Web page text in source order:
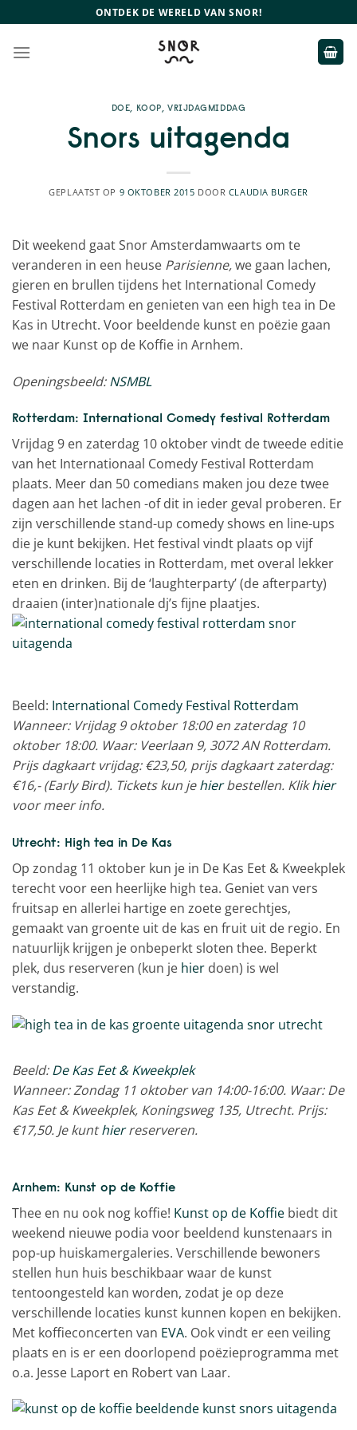
naar
inhoud
ONTDEK DE WERELD VAN SNOR!
DOE, KOOP, VRIJDAGMIDDAG
Snors uitagenda
GEPLAATST OP 9 OKTOBER 2015 DOOR CLAUDIA BURGER
Dit weekend gaat Snor Amsterdamwaarts om te
veranderen in een heuse Parisienne,we gaan lachen,
gieren en brullen tijdens het International Comedy
Festival Rotterdam en genieten van een high tea in De
Kas in Utrecht. Voor beeldende kunst en poëzie gaan
we naar Kunst op de Koffie in Arnhem.
Openingsbeeld:NSMBL
Rotterdam: International Comedy festival Rotterdam
Vrijdag 9 en zaterdag 10 oktober vindt de tweede editie
van het Internationaal Comedy Festival Rotterdam
plaats. Meer dan 50 comedians maken jou deze twee
dagen aan het lachen -of dit in ieder geval proberen. Er
zijn verschillende stand-up comedy shows en line-ups
die je kunt bekijken. Het festival vindt plaats op vijf
verschillende locaties in Rotterdam, met overal lekker
eten en drinken. Bij de ‘laughterparty’ (de afterparty)
draaien (inter)nationale dj’s fijne plaatjes.
Beeld: International Comedy Festival Rotterdam
Wanneer: Vrijdag 9 oktober 18:00 en zaterdag 10
oktober 18:00. Waar: Veerlaan 9, 3072 AN Rotterdam.
Prijs dagkaart vrijdag: €23,50, prijs dagkaart zaterdag:
€16,- (Early Bird). Tickets kun jehierbestellen. Klikhier
voor meer info.
Utrecht: High tea in De Kas
Op zondag 11 oktober kun je in De Kas Eet & Kweekplek
terecht voor een heerlijke high tea. Geniet van vers
fruitsap en allerlei hartige en zoete gerechtjes,
gemaakt van groente uit de kas en fruit uit de regio. En
natuurlijk krijgen je onbeperkt sloten thee. Beperkt
plek, dus reserveren (kun je hier doen) is wel
verstandig.
Beeld:De Kas Eet & Kweekplek
Wanneer: Zondag 11 oktober van 14:00-16:00. Waar: De
Kas Eet & Kweekplek, Koningsweg 135, Utrecht. Prijs:
€17,50. Je kunthierreserveren.
Arnhem: Kunst op de Koffie
Thee en nu ook nog koffie! Kunst op de Koffie biedt dit
weekend nieuwe podia voor beeldend kunstenaars in
pop-up huiskamergaleries. Verschillende bewoners
stellen hun huis beschikbaar waar de kunst
tentoongesteld kan worden, zodat je op deze
verschillende locaties kunst kunnen kopen en bekijken.
Met koffieconcerten van EVA. Ook vindt er een veiling
plaats en is er een doorlopend poëzieprogramma met
o.a. Jesse Laport en Robert van Laar.